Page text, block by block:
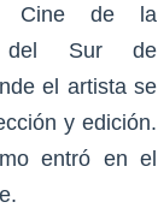
Cine de la
del Sur de
el artista se
y edición.
entró en el